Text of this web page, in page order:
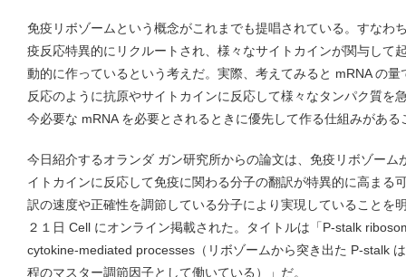
免疫リボゾームという概念がこれまでも提唱されている。すなわ
疫反応特異的にリクルートされ、様々なサイトカインが関与して
動的に作っているという考えだ。実際、考えてみると mRNA の
反応のように抗原やサイトカインに反応して様々なタンパク質を
今必要な mRNA を必要とされるときに優先して作る仕組みがある
今日紹介するオランダ ガン研究所からの論文は、免疫リボゾーム
イトカインに反応して免疫に関わる分子の翻訳が特異的に高まる
訳の速度や正確性を調節している分子により実現していることを
２１日 Cell にオンライン掲載された。タイトルは「P-stalk
cytokine-mediated processes（リボゾームから突き出た P-stalk
程のマスター調節因子として働いている）」だ。